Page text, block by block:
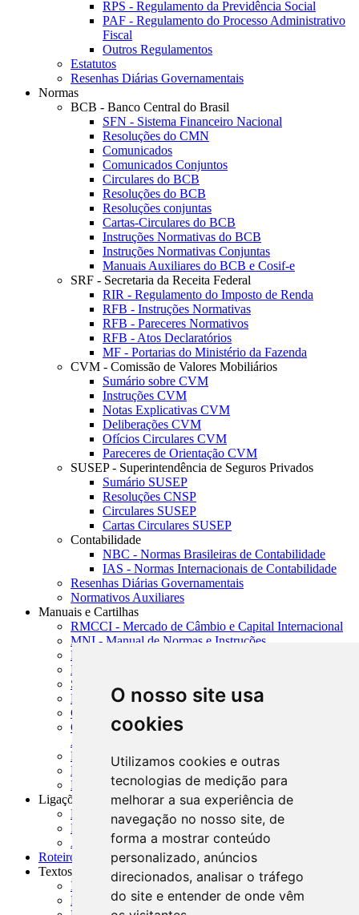
O nosso site usa
cookies
Utilizamos cookies e outras
tecnologias de medição para
melhorar a sua experiência de
navegação no nosso site, de
forma a mostrar conteúdo
personalizado, anúncios
direcionados, analisar o tráfego
do site e entender de onde vêm
RPS - Regulamento da Previdência Social
PAF - Regulamento do Processo Administrativo
Fiscal
Outros Regulamentos
Estatutos
Resenhas Diárias Governamentais
Normas
BCB - Banco Central do Brasil
SFN - Sistema Financeiro Nacional
Resoluções do CMN
Comunicados
Comunicados Conjuntos
Circulares do BCB
Resoluções do BCB
Resoluções conjuntas
Cartas-Circulares do BCB
Instruções Normativas do BCB
Instruções Normativas Conjuntas
Manuais Auxiliares do BCB e Cosif-e
SRF - Secretaria da Receita Federal
RIR - Regulamento do Imposto de Renda
RFB - Instruções Normativas
RFB - Pareceres Normativos
RFB - Atos Declaratórios
MF - Portarias do Ministério da Fazenda
CVM - Comissão de Valores Mobiliários
Sumário sobre CVM
Instruções CVM
Notas Explicativas CVM
Deliberações CVM
Ofícios Circulares CVM
Pareceres de Orientação CVM
SUSEP - Superintendência de Seguros Privados
Sumário SUSEP
Resoluções CNSP
Circulares SUSEP
Cartas Circulares SUSEP
Contabilidade
NBC - Normas Brasileiras de Contabilidade
IAS - Normas Internacionais de Contabilidade
Resenhas Diárias Governamentais
Normativos Auxiliares
Manuais e Cartilhas
RMCCI - Mercado de Câmbio e Capital Internacional
MNI - Manual de Normas e Instruções
MTVM - Manual de Títulos e Valores Mobiliários
MCR - Manual de Crédito Rural
SISORF - Manual de Organização do SFN
MASUP - Manual de Supervisão Bancária
CADOC - Catálogo de Documentos
CNAE-CONCLA - Classificação Nacional de
Atividades Econômicas
PMF - Cartilhas do BCB
Manuais Auxiliares do BCB e Cosif-e
Resenhas Diárias Governamentais
Ligações Externas
Links Úteis
Presidência da República
Agências Nacionais Reguladoras
Roteiros para Estudos
Textos
Índice de Textos
Editorial